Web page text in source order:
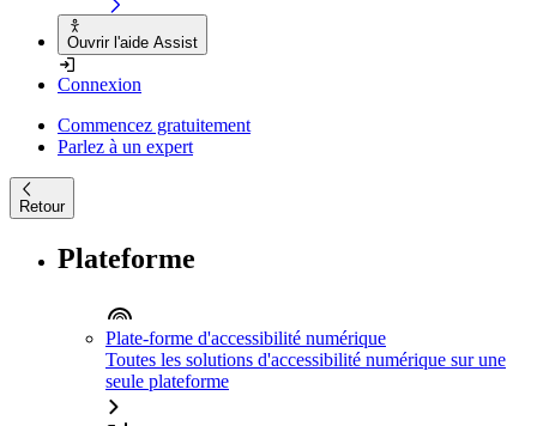
Ouvrir l'aide Assist
Connexion
Commencez gratuitement
Parlez à un expert
Retour
Plateforme
Plate-forme d'accessibilité numérique
Toutes les solutions d'accessibilité numérique sur une
seule plateforme